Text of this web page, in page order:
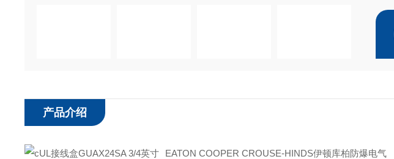
产品介绍
EATON COOPER CROUSE-HINDS伊顿库柏防爆电气